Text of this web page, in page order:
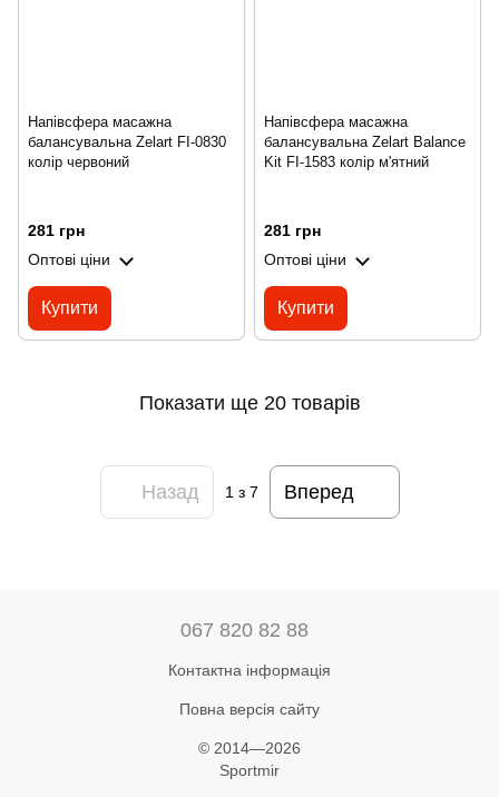
Напівсфера масажна
балансувальна Zelart FI-0830
колір червоний
281 грн
Оптові ціни
Купити
Напівсфера масажна
балансувальна Zelart Balance
Kit FI-1583 колір м'ятний
281 грн
Оптові ціни
Купити
Показати ще 20 товарів
Назад 1з 7 Вперед
067 820 82 88
Контактна інформація
Повна версія сайту
© 2014—2026
Sportmir